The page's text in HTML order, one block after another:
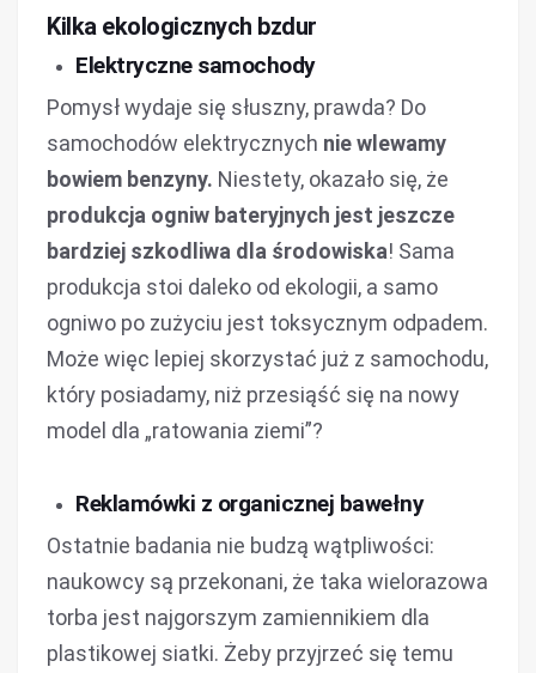
Kilka ekologicznych bzdur
Elektryczne samochody
Pomysł wydaje się słuszny, prawda? Do
samochodów elektrycznych nie wlewamy
bowiem benzyny. Niestety, okazało się, że
produkcja ogniw bateryjnych jest jeszcze
bardziej szkodliwa dla środowiska! Sama
produkcja stoi daleko od ekologii, a samo
ogniwo po zużyciu jest toksycznym odpadem.
Może więc lepiej skorzystać już z samochodu,
który posiadamy, niż przesiąść się na nowy
model dla „ratowania ziemi”?
Reklamówki z organicznej bawełny
Ostatnie badania nie budzą wątpliwości:
naukowcy są przekonani, że taka wielorazowa
torba jest najgorszym zamiennikiem dla
plastikowej siatki. Żeby przyjrzeć się temu